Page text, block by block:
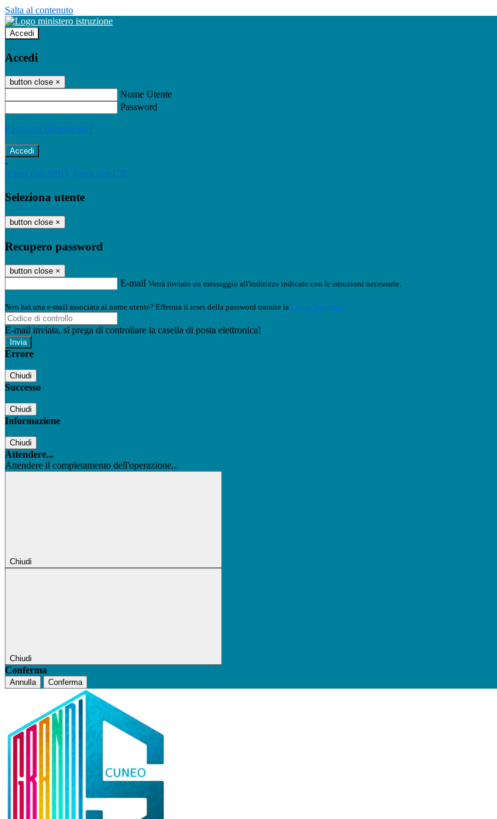
Salta al contenuto
Accedi
Accedi
button close ×
Nome Utente
Password
Password dimenticata?
-
Entra con SPID Entra con CIE
Seleziona utente
button close ×
Recupero password
button close ×
E-mail Verrà inviato un messaggio all'indirizzo indicato con le istruzioni necessarie.
Non hai una e-mail associata al nome utente? Effettua il reset della password tramite la Login Spaggiari
E-mail inviata, si prega di controllare la casella di posta elettronica!
Errore
Chiudi
Successo
Chiudi
Informazione
Chiudi
Attendere...
Attendere il completamento dell'operazione...
Chiudi
Chiudi
Conferma
Annulla Conferma